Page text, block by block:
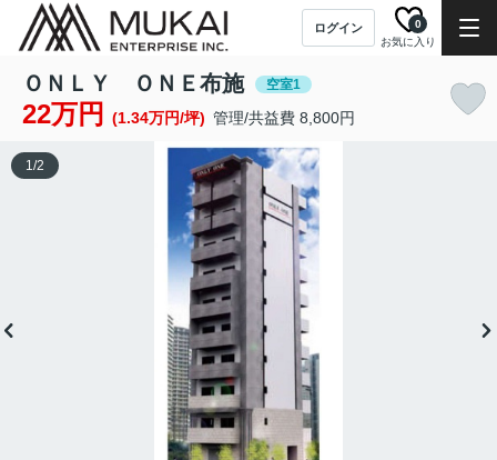
ログイン
お気に入り
0
ＯＮＬＹ ＯＮＥ布施 空室1
22万円 (1.34万円/坪) 管理/共益費 8,800円
1/2